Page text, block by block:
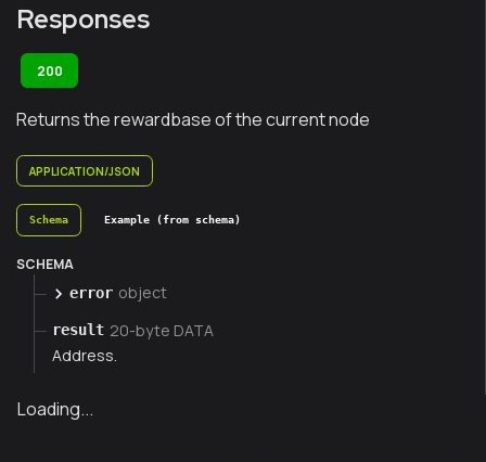
Responses
200
Returns the rewardbase of the current node
APPLICATION/JSON
Schema Example (from schema)
SCHEMA
error object
result 20-byte DATA
Address.
Loading...